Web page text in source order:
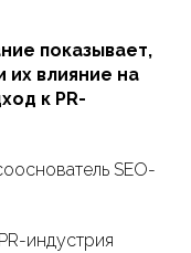
показывает,
их влияние на
к PR-
SEO-
индустрия